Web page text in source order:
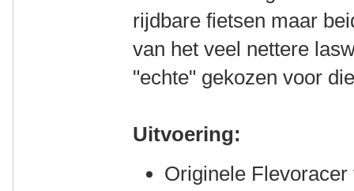
rijdbare fietsen maar
van het veel nettere
"echte" gekozen voor
Uitvoering:
Originele